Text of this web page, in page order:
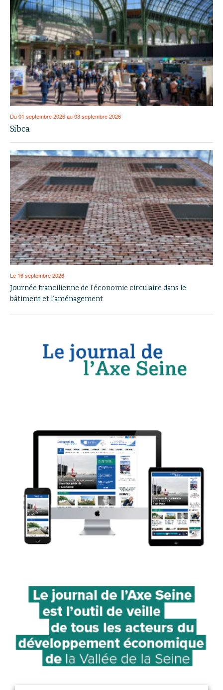
Du 01 septembre 2026 au 03 septembre 2026
Sibca
Le 16 septembre 2026
Journée francilienne de l’économie circulaire dans le
bâtiment et l’aménagement